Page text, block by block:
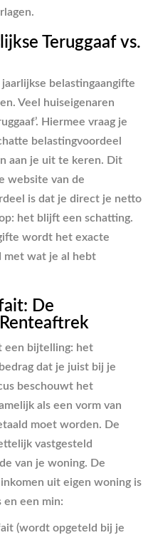
Teruggaaf vs.
belastingaangifte
Veel huiseigenaren
Hiermee vraag je
belastingvoordeel
aan je uit te keren. Dit
website van de
is dat je direct je netto
het blijft een schatting.
wordt het exacte
met wat je al hebt
De
Renteaftrek
een bijtelling: het
dat je juist bij je
beschouwt het
als een vorm van
moet worden. De
vastgesteld
van je woning. De
uit eigen woning is
en een min:
(wordt opgeteld bij je